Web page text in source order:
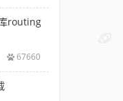
routing
67660